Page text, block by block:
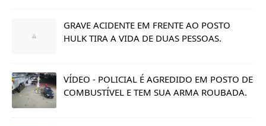
GRAVE ACIDENTE EM FRENTE AO POSTO
HULK TIRA A VIDA DE DUAS PESSOAS.
VÍDEO - POLICIAL É AGREDIDO EM POSTO DE
COMBUSTÍVEL E TEM SUA ARMA ROUBADA.